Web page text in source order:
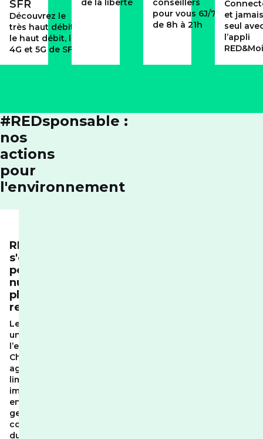
SFR
Découvrez le
très haut débit,
le haut débit, la
4G et 5G de SFR
de la liberté
conseillers
pour vous 6J/7
de 8h à 21h
et jamais
seul
l’appli
RED&Moi
#REDsponsable :
nos
actions
pour
l'environnement
RED
s'engage
pour un
numérique
plus
responsable
Le numérique a
un impact sur
l’environnement.
Chez RED, nous
agissons pour
limiter cet
impact et
encourager des
gestes simples,
concrets et
durables.